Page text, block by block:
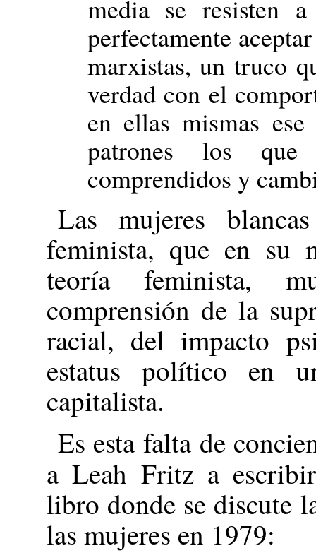
media se resisten
perfectamente
marxistas, un truco
verdad con el
en ellas mismas
patrones los que
comprendidos y
Las mujeres
feminista, que en su
teoría feminista,
comprensión de la
racial, del impacto
estatus político en
capitalista.
Es esta falta de
a Leah Fritz a
libro donde se discute
las mujeres en 1979: